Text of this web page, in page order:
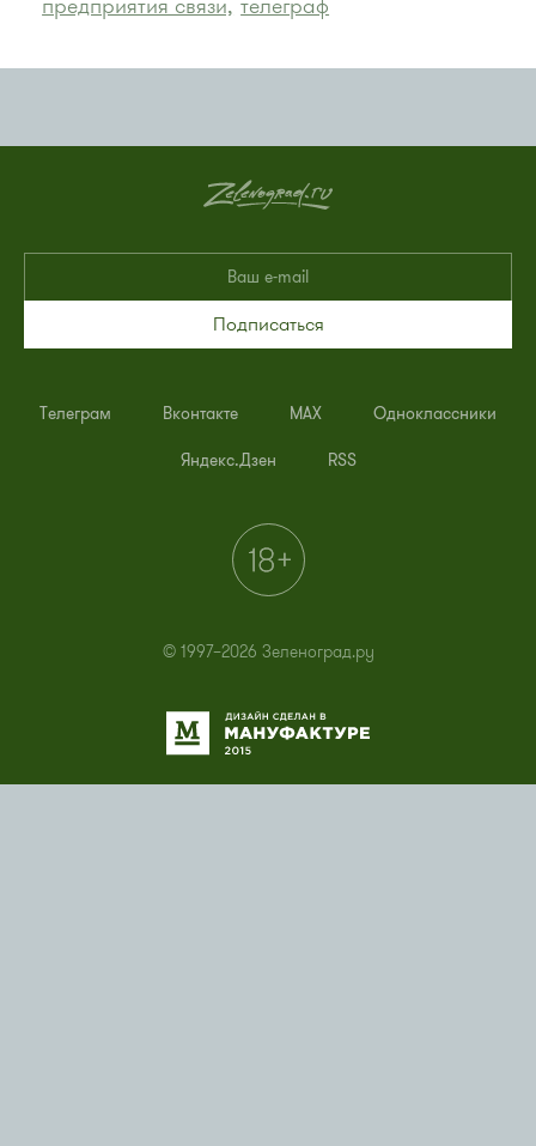
предприятия связи, телеграф
Подписаться
Телеграм Вконтакте MAX Одноклассники
Яндекс.Дзен RSS
© 1997–2026 Зеленоград.ру